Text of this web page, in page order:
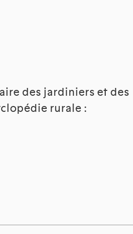
des jardiniers et des
rurale :